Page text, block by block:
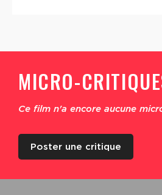
MICRO-
Ce film n'a encore aucune
Poster une critique